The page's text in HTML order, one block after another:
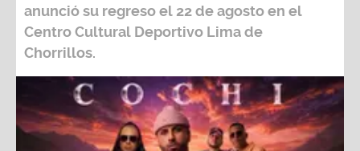
anunció su regreso el 22 de agosto en el
Centro Cultural Deportivo Lima de
Chorrillos.